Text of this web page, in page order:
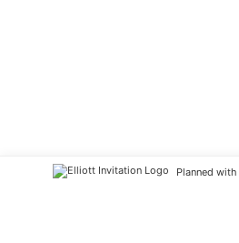
Planned with